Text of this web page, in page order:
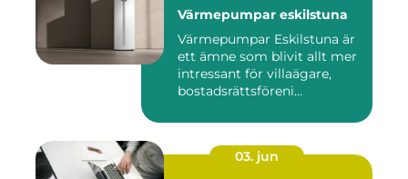
Värmepumpar eskilstuna
Värmepumpar Eskilstuna är
ett ämne som blivit allt mer
intressant för villaägare,
bostadsrättsföreni...
03. jun